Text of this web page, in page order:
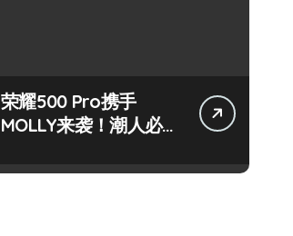
荣耀500 Pro携手
MOLLY来袭！潮人必看